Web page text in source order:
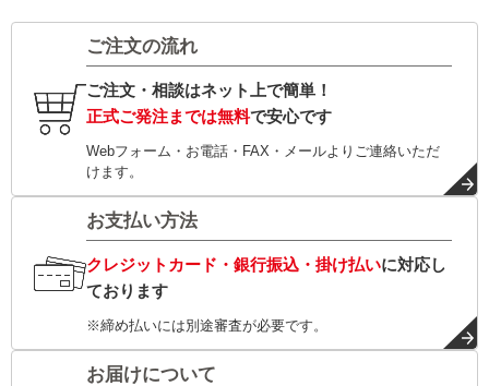
ご注文の流れ
ご注文・相談はネット上で簡単！
正式ご発注までは無料で安心です
Webフォーム・お電話・FAX・メールよりご連絡いただ
けます。
お支払い方法
クレジットカード・銀行振込・掛け払いに対応し
ております
※締め払いには別途審査が必要です。
お届けについて